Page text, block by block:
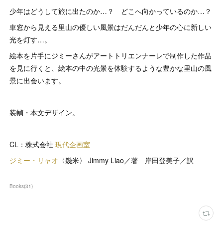
少年はどうして旅に出たのか…？ どこへ向かっているのか…？
車窓から見える里山の優しい風景はだんだんと少年の心に新しい
光を灯す…。
絵本を片手にジミーさんがアートトリエンナーレで制作した作品
を見に行くと、絵本の中の光景を体験するような豊かな里山の風
景に出会います。
装幀・本文デザイン。
CL：株式会社 現代企画室
ジミー・リャオ 〈幾米〉 Jimmy Liao／著 岸田登美子／訳
Books(31)